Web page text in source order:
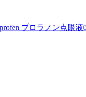
プロラノン点眼